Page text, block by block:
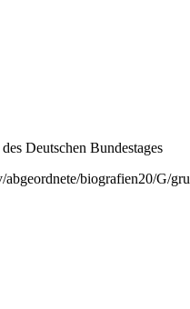
Deutschen Bundestages
biografien20/G/